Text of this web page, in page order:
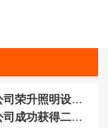
计专项甲级资质。
建筑企业资质证书